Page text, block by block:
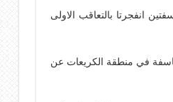
انفجرتا بالتعاقب الاولى
ناسفة في منطقة الكريعات عن